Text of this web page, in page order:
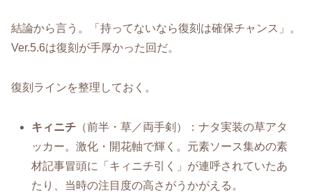
結論から言う。「持ってないなら復刻は確保チャンス」。
Ver.5.6は復刻が手厚かった回だ。
復刻ラインを整理しておく。
キィニチ （前半・草／両手剣）：ナタ実装の草アタ
ッカー。激化・開花軸で輝く。元素ソース集めの素
材記事冒頭に「キィニチ引く」が連呼されていたあ
たり、当時の注目度の高さがうかがえる。